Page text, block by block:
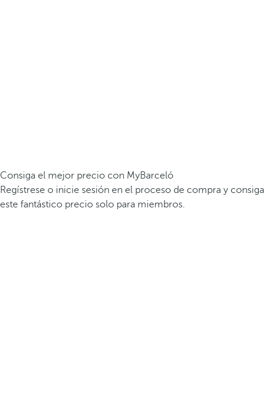
Consiga el mejor precio con MyBarceló
Regístrese o inicie sesión en el proceso de compra y consiga
este fantástico precio solo para miembros.